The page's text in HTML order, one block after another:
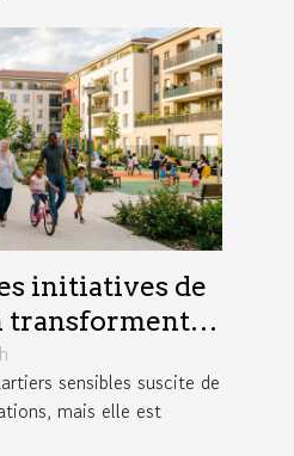
initiatives de
transforment-
sensibles ?
sensibles suscite de
mais elle est